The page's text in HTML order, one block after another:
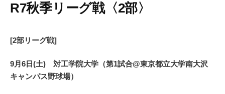
R7秋季リーグ戦〈2部〉
[2部リーグ戦]
9月6日(土) 対工学院大学（第1試合@東京都立大学南大沢
キャンパス野球場）